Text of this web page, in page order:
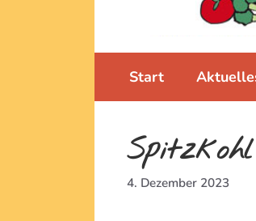
Start
Spitzkohl
4. Dezember 2023